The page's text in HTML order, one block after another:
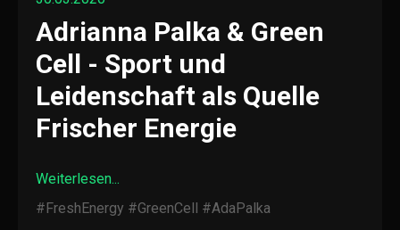
Adrianna Palka & Green
Cell - Sport und
Leidenschaft als Quelle
Frischer Energie
Weiterlesen...
#FreshEnergy #GreenCell #AdaPalka